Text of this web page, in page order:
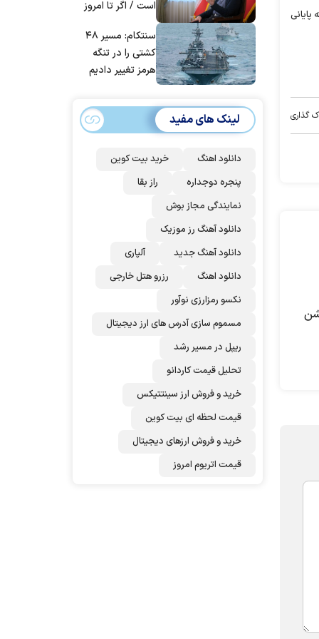
گذاری
است / اگر تا امروز
مردم ایران استسنتکام: مسیر ۴۸
کشتی را در تنگه
هرمز تغییر دادیم
لینک های مفید
دانلود اهنگ
خرید بیت کوین
پنجره دوجداره
راز بقا
نمایندگی مجاز بوش
دانلود آهنگ رز‌ موزیک
دانلود آهنگ جدید
آلپاری
دانلود اهنگ
رزرو هتل خارجی
نکسو رمزارزی نوآور
مسموم سازی آدرس های ارز دیجیتال
ریپل در مسیر رشد
تحلیل قیمت کاردانو
خرید و فروش ارز سینتتیکس
قیمت لحظه ای بیت کوین
خرید و فروش ارزهای دیجیتال
قیمت اتریوم امروز